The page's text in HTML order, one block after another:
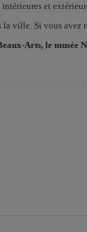
intérieures et
la ville. Si vous avez
Arts, le